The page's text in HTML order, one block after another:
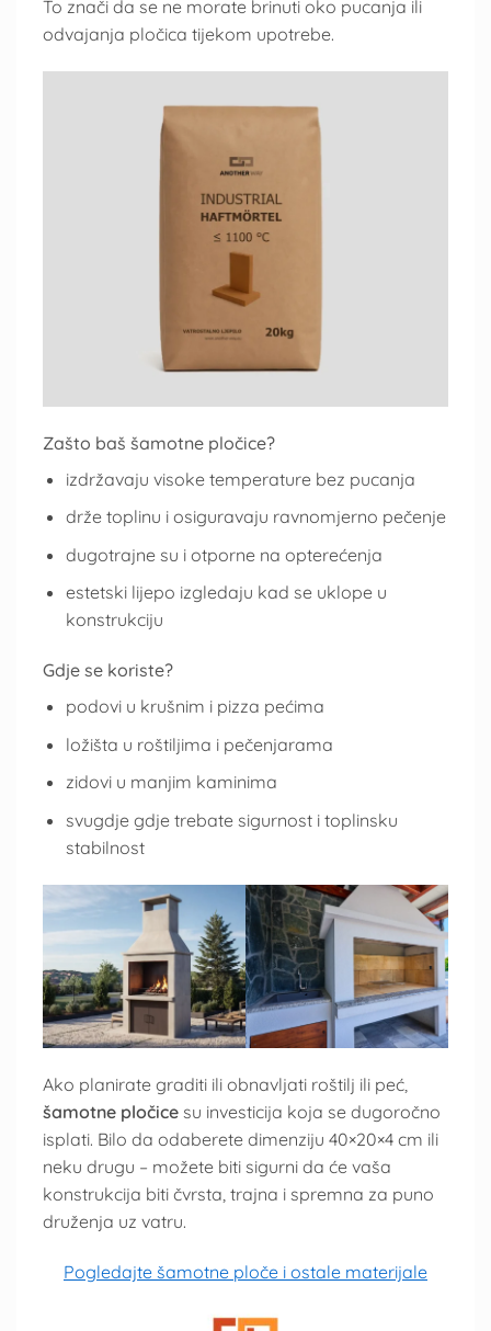
To znači da se ne morate brinuti oko pucanja ili
odvajanja pločica tijekom upotrebe.
Zašto baš šamotne pločice?
izdržavaju visoke temperature bez pucanja
drže toplinu i osiguravaju ravnomjerno pečenje
dugotrajne su i otporne na opterećenja
estetski lijepo izgledaju kad se uklope u
konstrukciju
Gdje se koriste?
podovi u krušnim i pizza pećima
ložišta u roštiljima i pečenjarama
zidovi u manjim kaminima
svugdje gdje trebate sigurnost i toplinsku
stabilnost
Ako planirate graditi ili obnavljati roštilj ili peć,
šamotne pločice su investicija koja se dugoročno
isplati. Bilo da odaberete dimenziju 40×20×4 cm ili
neku drugu – možete biti sigurni da će vaša
konstrukcija biti čvrsta, trajna i spremna za puno
druženja uz vatru.
Pogledajte šamotne ploče i ostale materijale